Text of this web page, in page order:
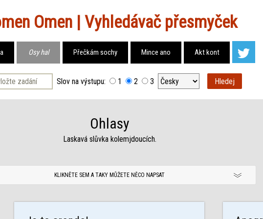
Vyhledávač přesmyček
Osy hal Přečkám sochy Mince ano Akt kont
Slov na výstupu: 1 2 3
Ohlasy
Laskavá slůvka kolemjdoucích.
KLIKNĚTE SEM A TAKY MŮŽETE NĚCO NAPSAT